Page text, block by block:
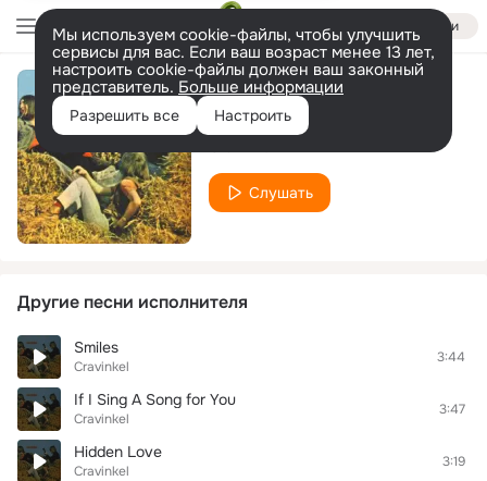
Войти
Мы используем cookie-файлы, чтобы улучшить
сервисы для вас. Если ваш возраст менее 13 лет,
настроить cookie-файлы должен ваш законный
представитель. Больше информации
Разрешить все Настроить
Two Circles
Слушать
Другие песни исполнителя
Smiles
Cravinkel
3:44
If I Sing A Song for You
Cravinkel
3:47
Hidden Love
Cravinkel
3:19